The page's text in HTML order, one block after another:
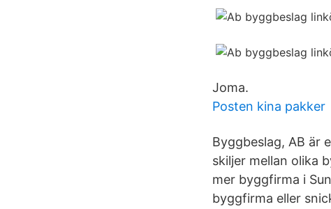
Joma.
Posten kina pakker
Byggbeslag, AB är
skiljer mellan olika
mer byggfirma i
byggfirma eller